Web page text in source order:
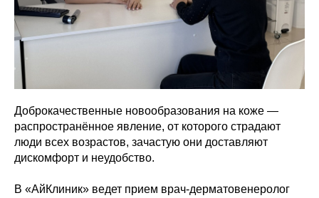
Доброкачественные новообразования на коже —
распространённое явление, от которого страдают
люди всех возрастов, зачастую они доставляют
дискомфорт и неудобство.
В «АйКлиник» ведет прием врач-дерматовенеролог